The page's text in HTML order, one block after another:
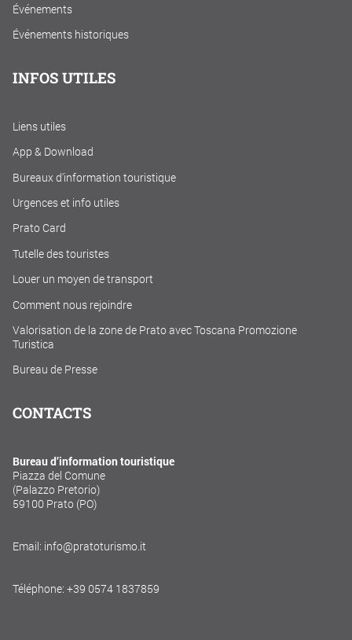
Événements
Événements historiques
INFOS UTILES
Liens utiles
App & Download
Bureaux d'information touristique
Urgences et info utiles
Prato Card
Tutelle des touristes
Louer un moyen de transport
Comment nous rejoindre
Valorisation de la zone de Prato avec Toscana Promozione
Turistica
Bureau de Presse
CONTACTS
Bureau d’information touristique
Piazza del Comune
(Palazzo Pretorio)
59100 Prato (PO)
Email: info@pratoturismo.it
Téléphone: +39 0574 1837859